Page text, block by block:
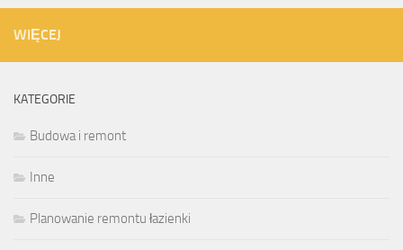
WIĘCEJ
KATEGORIE
Budowa i remont
Inne
Planowanie remontu łazienki